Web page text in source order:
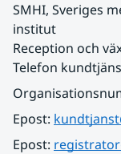
SMHI, Sveriges
institut
Reception och
Telefon
Epost:
Epost: